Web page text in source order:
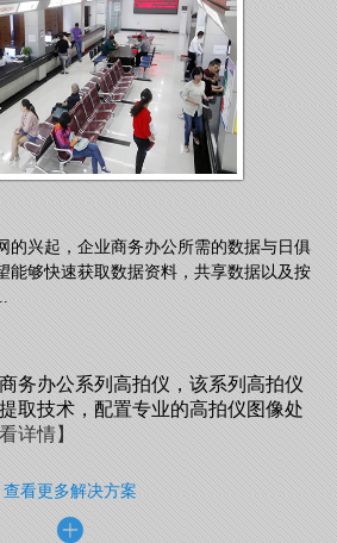
的兴起，企业商务办公所需的数据与日俱
能够快速获取数据资料，共享数据以及按
务办公系列高拍仪，该系列高拍仪
取技术，配置专业的高拍仪图像处
详情】
查看更多解决方案